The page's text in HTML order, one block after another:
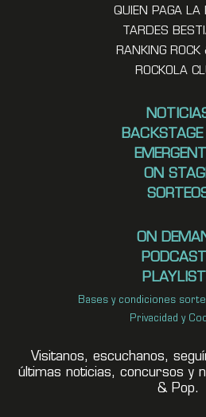
QUIEN PAGA LA
TARDES
RANKING ROCK
ROCKOLA
ON
ON
Bases y condiciones
Privacidad y
Visitanos, escuchanos,
últimas noticias, concursos y
& Pop.